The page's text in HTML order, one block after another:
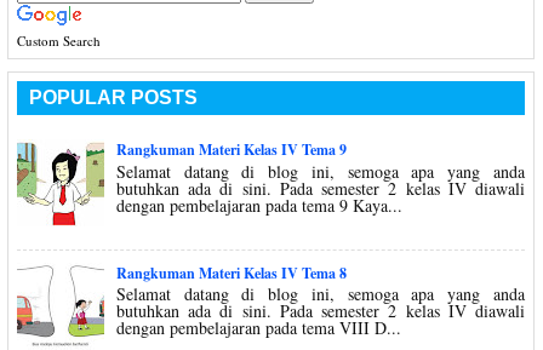
Custom Search
POPULAR POSTS
Rangkuman Materi Kelas IV Tema 9
Selamat datang di blog ini, semoga apa yang anda
butuhkan ada di sini. Pada semester 2 kelas IV diawali
dengan pembelajaran pada tema 9 Kaya...
Rangkuman Materi Kelas IV Tema 8
Selamat datang di blog ini, semoga apa yang anda
butuhkan ada di sini. Pada semester 2 kelas IV diawali
dengan pembelajaran pada tema VIII D...